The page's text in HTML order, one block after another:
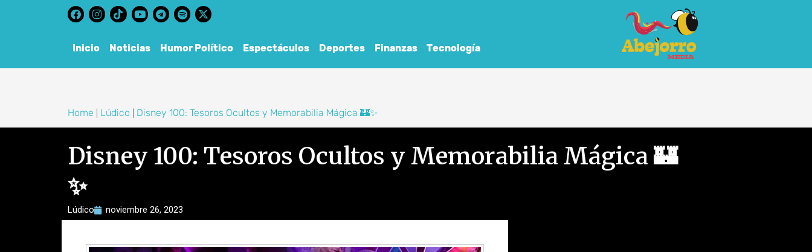
Inicio Noticias Humor Político Espectáculos Deportes Finanzas Tecnología
Home Lúdico Disney 100: Tesoros Ocultos y Memorabilia Mágica 🏰✨
Disney 100: Tesoros Ocultos y Memorabilia Mágica 🏰
✨
Lúdico noviembre 26, 2023